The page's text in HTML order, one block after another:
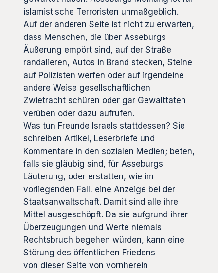
islamistische Terroristen unmaßgeblich.
Auf der anderen Seite ist nicht zu erwarten,
dass Menschen, die über Asseburgs
Äußerung empört sind, auf der Straße
randalieren, Autos in Brand stecken, Steine
auf Polizisten werfen oder auf irgendeine
andere Weise gesellschaftlichen
Zwietracht schüren oder gar Gewalttaten
verüben oder dazu aufrufen.
Was tun Freunde Israels stattdessen? Sie
schreiben Artikel, Leserbriefe und
Kommentare in den sozialen Medien; beten,
falls sie gläubig sind, für Asseburgs
Läuterung, oder erstatten, wie im
vorliegenden Fall, eine Anzeige bei der
Staatsanwaltschaft. Damit sind alle ihre
Mittel ausgeschöpft. Da sie aufgrund ihrer
Überzeugungen und Werte niemals
Rechtsbruch begehen würden, kann eine
Störung des öffentlichen Friedens
von dieser Seite von vornherein